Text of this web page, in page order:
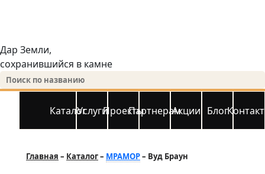
Дар Земли,
сохранившийся в камне
КаталогУслугиПроектыПартнерамАкции Блог
Главная Каталог МРАМОР Вуд Браун